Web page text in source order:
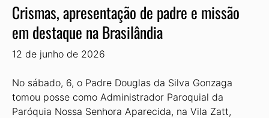
Crismas, apresentação de padre e missão
em destaque na Brasilândia
12 de junho de 2026
No sábado, 6, o Padre Douglas da Silva Gonza­ga
tomou posse como Administrador Paroquial da
Paróquia Nossa Senhora Aparecida, na Vila Zatt,